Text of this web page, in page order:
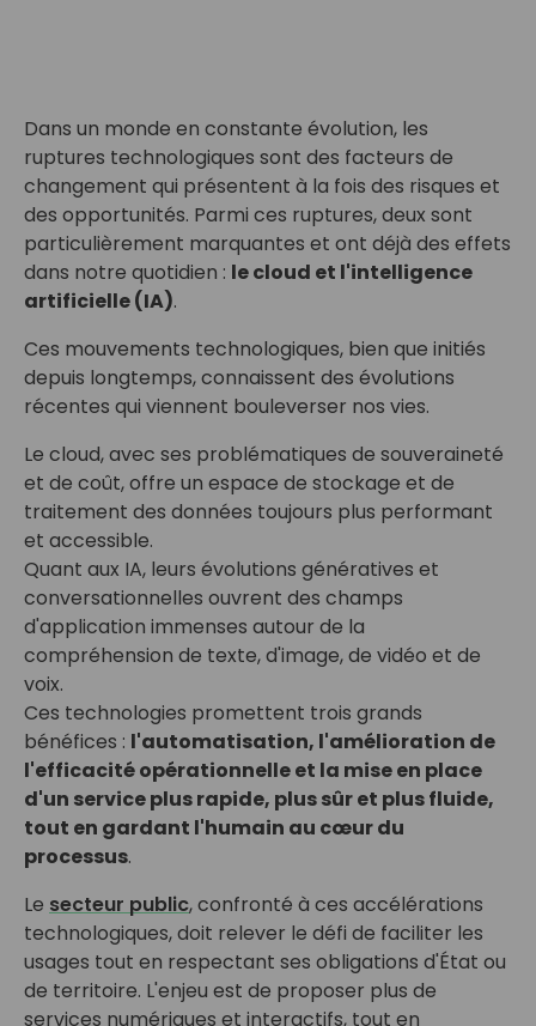
Dans un monde en constante évolution, les
ruptures technologiques sont des facteurs de
changement qui présentent à la fois des risques et
des opportunités. Parmi ces ruptures, deux sont
particulièrement marquantes et ont déjà des effets
dans notre quotidien : le cloud et l'intelligence
artificielle (IA).
Ces mouvements technologiques, bien que initiés
depuis longtemps, connaissent des évolutions
récentes qui viennent bouleverser nos vies.
Le cloud, avec ses problématiques de souveraineté
et de coût, offre un espace de stockage et de
traitement des données toujours plus performant
et accessible.
Quant aux IA, leurs évolutions génératives et
conversationnelles ouvrent des champs
d'application immenses autour de la
compréhension de texte, d'image, de vidéo et de
voix.
Ces technologies promettent trois grands
bénéfices : l'automatisation, l'amélioration de
l'efficacité opérationnelle et la mise en place
d'un service plus rapide, plus sûr et plus fluide,
tout en gardant l'humain au cœur du
processus.
Le secteur public, confronté à ces accélérations
technologiques, doit relever le défi de faciliter les
usages tout en respectant ses obligations d'État ou
de territoire. L'enjeu est de proposer plus de
services numériques et interactifs, tout en